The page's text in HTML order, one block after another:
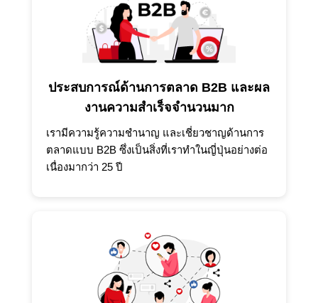
ประสบการณ์ด้านการตลาด B2B และผล
งานความสำเร็จจำนวนมาก
เรามีความรู้ความชำนาญ และเชี่ยวชาญด้านการ
ตลาดแบบ B2B ซึ่งเป็นสิ่งที่เราทำในญี่ปุ่นอย่างต่อ
เนื่องมากว่า 25 ปี